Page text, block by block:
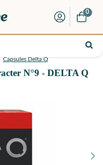
0
Capsules Delta Q
N°9 - DELTA Q